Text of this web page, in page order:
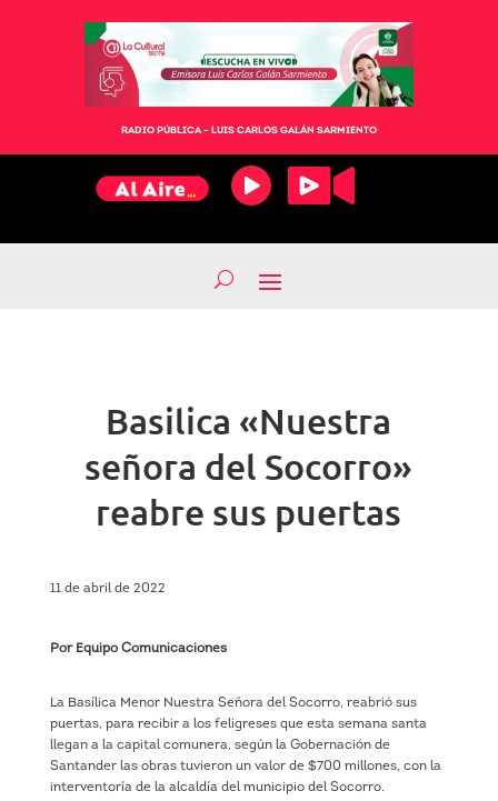
RADIO PÚBLICA – LUIS CARLOS GALÁN SARMIENTO
Basilica «Nuestra
señora del Socorro»
reabre sus puertas
11 de abril de 2022
Por Equipo Comunicaciones
La Basílica Menor Nuestra Señora del Socorro, reabrió sus
puertas, para recibir a los feligreses que esta semana santa
llegan a la capital comunera, según la Gobernación de
Santander las obras tuvieron un valor de $700 millones, con la
interventoría de la alcaldía del municipio del Socorro.